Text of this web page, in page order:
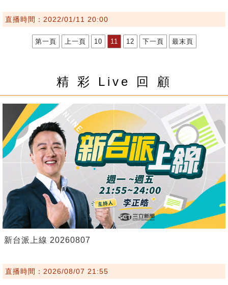
直播時間：2022/01/11 20:00
第一頁 上一頁 10 11 12 下一頁 最末頁
精 彩 Live 回 顧
新台派上線 20260807
直播時間：2026/08/07 21:55